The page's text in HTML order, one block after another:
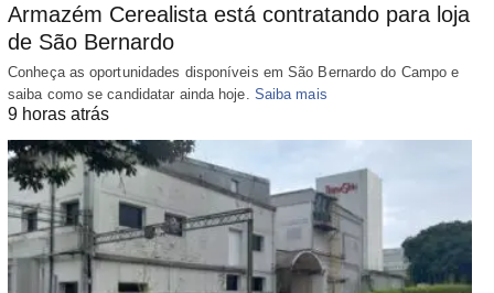
Armazém Cerealista está contratando para loja
de São Bernardo
Conheça as oportunidades disponíveis em São Bernardo do Campo e
saiba como se candidatar ainda hoje. Saiba mais
9 horas atrás